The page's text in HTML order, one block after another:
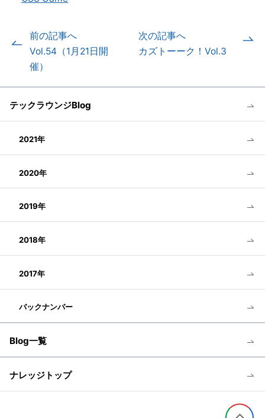
前の記事へ
Vol.54（1月21日開
催）
次の記事へ
カズトーーク！Vol.3
テックラウンジBlog
2021年
2020年
2019年
2018年
2017年
バックナンバー
Blog一覧
ナレッジトップ